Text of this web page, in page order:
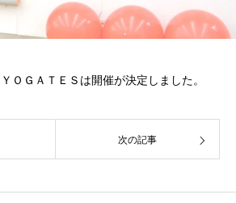
ＯＧＡＴＥＳは開催が決定しました。
次の記事